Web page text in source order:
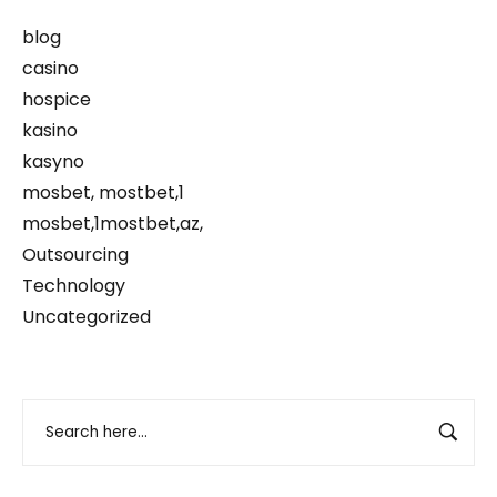
blog
casino
hospice
kasino
kasyno
mosbet, mostbet,1
mosbet,1mostbet,az,
Outsourcing
Technology
Uncategorized